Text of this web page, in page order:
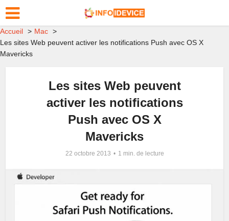
Accueil
Mac
Les sites Web peuvent activer les notifications Push avec OS X
Mavericks
Les sites Web peuvent
activer les notifications
Push avec OS X
Mavericks
22 octobre 2013 1 min. de lecture